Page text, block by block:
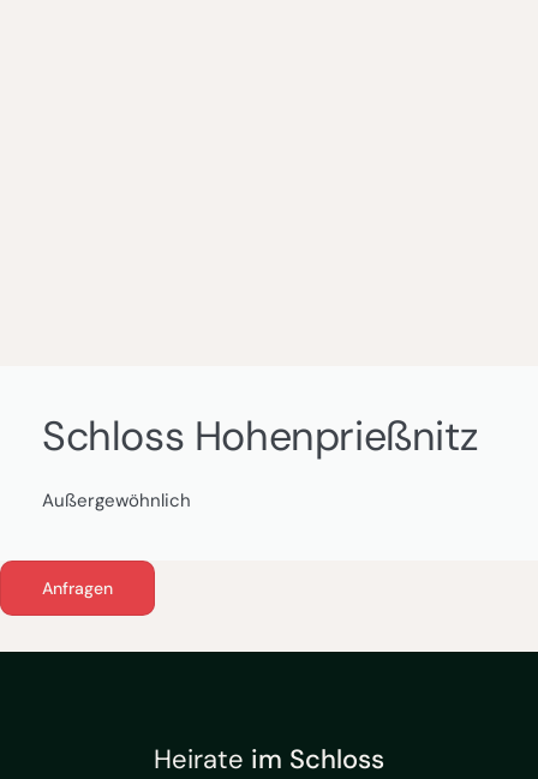
Schloss Hohenprießnitz
Außergewöhnlich
Anfragen
Heirate im Schloss